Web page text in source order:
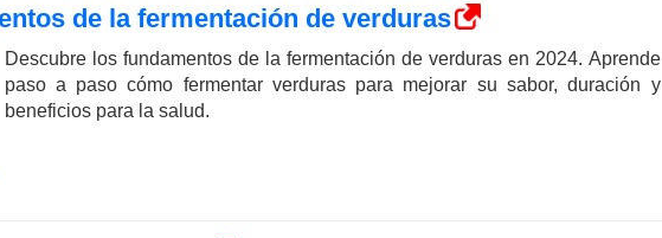
de la fermentación de verduras
Descubre los fundamentos de la fermentación de verduras en 2024. Aprende
paso a paso cómo fermentar verduras para mejorar su sabor, duración y
beneficios para la salud.